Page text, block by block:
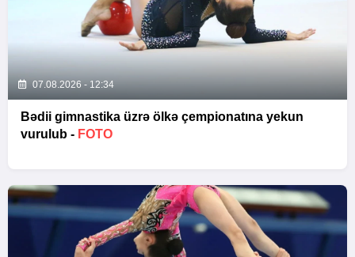
07.08.2026 - 12:34
Bədii gimnastika üzrə ölkə çempionatına yekun
vurulub - FOTO